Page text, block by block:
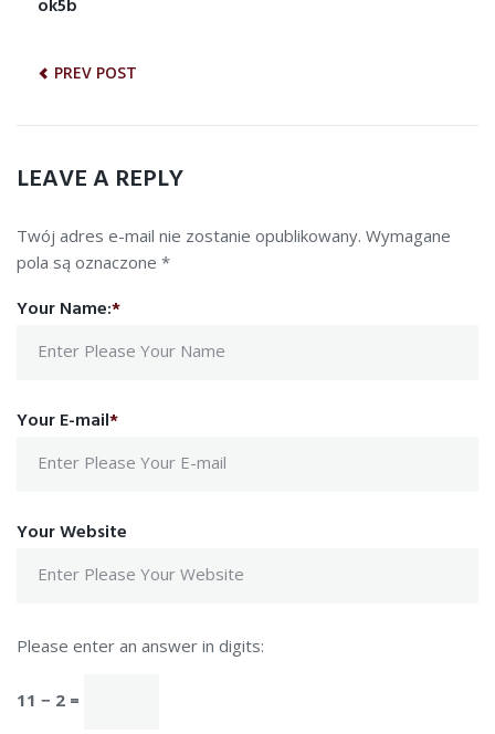
NAWIGACJA
ok5b
PREV POST
Previous
LEAVE A REPLY
Twój adres e-mail nie zostanie opublikowany. Wymagane
pola są oznaczone *
Your Name:*
Your E-mail*
Your Website
Please enter an answer in digits:
11 − 2 =